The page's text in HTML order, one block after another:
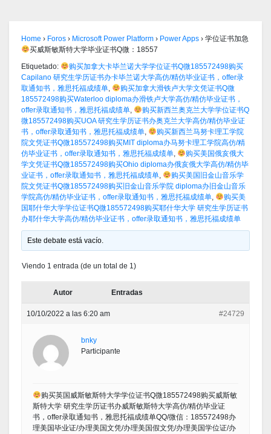
Home › Foros › Microsoft Power Platform › Power Apps › 学位证书加急
买威斯敏斯特大学毕业证书Q微：18557
Etiquetado:
购买加拿大卡毕兰诺大学学位证书Q微185572498购买
Capilano 研究生学历证书办卡毕兰诺大学高仿/精仿毕业证书，offer录
取通知书，雅思托福成绩单,
购买加拿大滑铁卢大学文凭证书Q微
185572498购买Waterloo diploma办滑铁卢大学高仿/精仿毕业证书，
offer录取通知书，雅思托福成绩单,
购买新西兰奥克兰大学学位证书Q
微185572498购买UOA 研究生学历证书办奥克兰大学高仿/精仿毕业证
书，offer录取通知书，雅思托福成绩单,
购买新西兰马努卡理工学院
院文凭证书Q微185572498购买MIT diploma办马努卡理工学院高仿/精
仿毕业证书，offer录取通知书，雅思托福成绩单,
购买美国俄亥俄大
学文凭证书Q微185572498购买Ohio diploma办俄亥俄大学高仿/精仿毕
业证书，offer录取通知书，雅思托福成绩单,
购买美国旧金山音乐学
院文凭证书Q微185572498购买旧金山音乐学院 diploma办旧金山音乐
学院高仿/精仿毕业证书，offer录取通知书，雅思托福成绩单,
购买美
国耶什华大学学位证书Q微185572498购买耶什华大学 研究生学历证书
办耶什华大学高仿/精仿毕业证书，offer录取通知书，雅思托福成绩单
Este debate está vacío.
Viendo 1 entrada (de un total de 1)
Autor Entradas
10/10/2022 a las 6:20 am #24729
bnky
Participante
购买英国威斯敏斯特大学学位证书Q微185572498购买威斯敏
斯特大学 研究生学历证书办威斯敏斯特大学高仿/精仿毕业证
书，offer录取通知书，雅思托福成绩单QQ/微信：185572498办
理美国毕业证/办理美国文凭/办理美国假文凭/办理美国学位证/办